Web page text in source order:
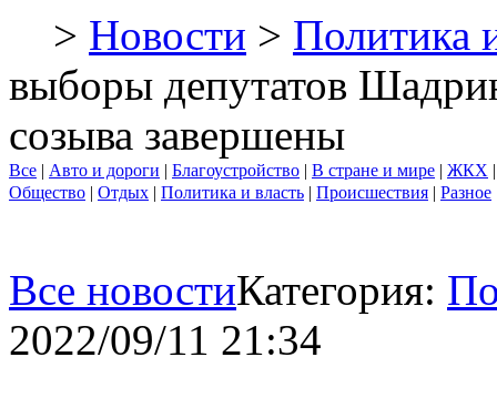
> Новости > Политика
выборы депутатов
созыва завершены
Все | Авто и дороги | Благоустройство | В стране и мире | ЖКХ
Общество | Отдых | Политика и власть | Происшествия | Разное
Все новостиКатегория:
2022/09/11 21:34